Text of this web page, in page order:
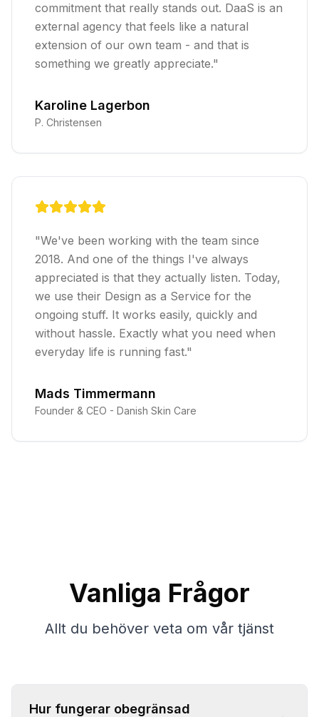
commitment that really stands out. DaaS is an
external agency that feels like a natural
extension of our own team - and that is
something we greatly appreciate."
Karoline Lagerbon
P. Christensen
"We've been working with the team since
2018. And one of the things I've always
appreciated is that they actually listen. Today,
we use their Design as a Service for the
ongoing stuff. It works easily, quickly and
without hassle. Exactly what you need when
everyday life is running fast."
Mads Timmermann
Founder & CEO - Danish Skin Care
Vanliga Frågor
Allt du behöver veta om vår tjänst
Hur fungerar obegränsad